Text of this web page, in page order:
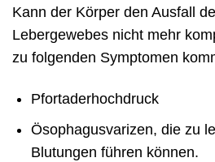
Kann der Körper den Ausfall
Lebergewebes nicht mehr
zu folgenden Symptomen
Pfortaderhochdruck
Ösophagusvarizen, die zu
Blutungen führen können.